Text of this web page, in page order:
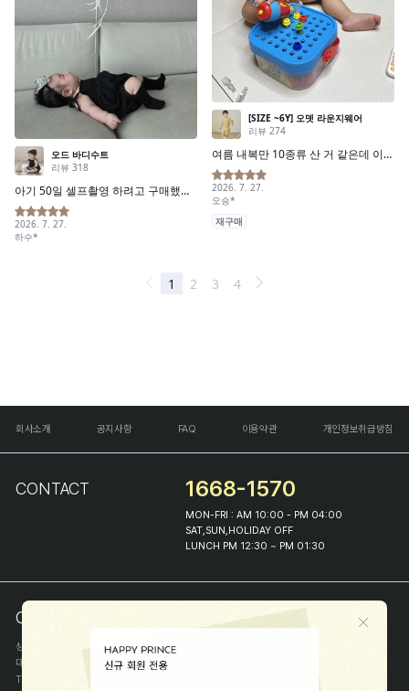
회사소개 공지사항 FAQ 이용약관 개인정보취급방침
CONTACT 1668-1570
MON-FRI : AM 10:00 - PM 04:00
SAT,SUN,HOLIDAY OFF
LUNCH PM 12:30 ~ PM 01:30
COMPANY INFO
상호
(주)해피프린스
대표
이화진
TEL